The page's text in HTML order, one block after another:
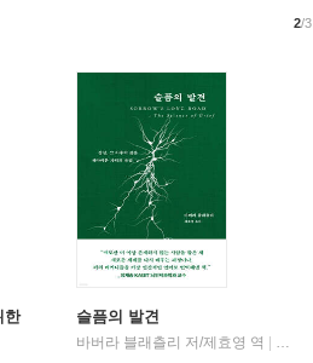
한
슬픔의 발견
바버라 블래츨리 저/제효영 역
디플롯
2/3